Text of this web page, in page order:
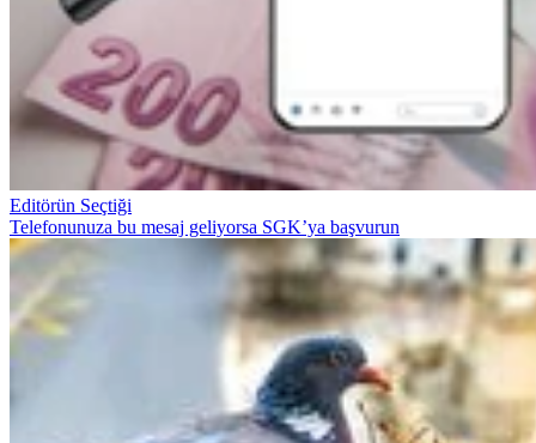
Editörün Seçtiği
Telefonunuza bu mesaj geliyorsa SGK’ya başvurun